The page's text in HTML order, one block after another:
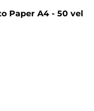
Paper A4 - 50 vel